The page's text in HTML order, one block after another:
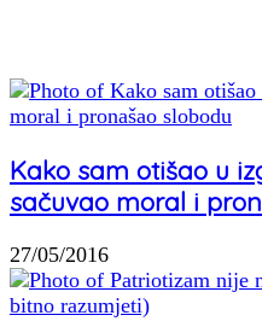
Kako sam otišao u
sačuvao moral i
27/05/2016